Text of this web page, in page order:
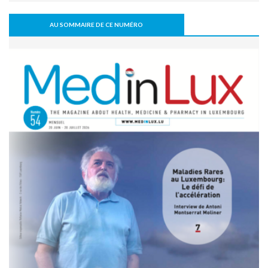
L’arthrodèse sacro-iliaque augmenterait à long terme le
risque de PTH
07 juillet 2026 - 09:47
Activité physique: bénéfice pour l’os, mais pas
nécessairement pour le disque intervertébral
07 juillet 2026 - 09:39
Comment une alimentation trop riche réduit la cognition
22 juin 2026 - 17:16
Covid long: des symptômes réels, mais souvent réversibles
11 mai 2026 - 10:36
Un robot humanoïde testé à l’hôpital pour soutenir les
équipes soignantes
31 mars 2026 - 06:51
IA et responsabilité médicale en radiologie : le workflow
change la donne juridique
30 mars 2026 - 20:00
AU SOMMAIRE DE CE NUMÉRO